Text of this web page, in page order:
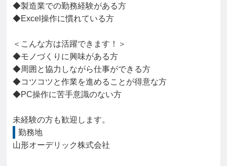
◆製造業での勤務経験がある方
◆Excel操作に慣れている方
＜こんな方は活躍できます！＞
◆モノづくりに興味がある方
◆周囲と協力しながら仕事ができる方
◆コツコツと作業を進めることが得意な方
◆PC操作に苦手意識のない方
未経験の方も歓迎します。
勤務地
山形オーデリック株式会社